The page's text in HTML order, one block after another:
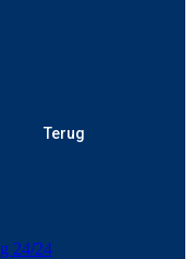
Terug
24/24